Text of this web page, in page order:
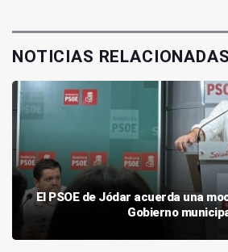
NOTICIAS RELACIONADAS
El PSOE de Jódar acuerda una
Gobierno